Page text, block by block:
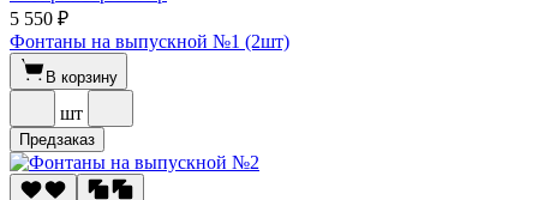
5 550 ₽
Фонтаны на выпускной №1 (2шт)
В корзину
шт
Предзаказ